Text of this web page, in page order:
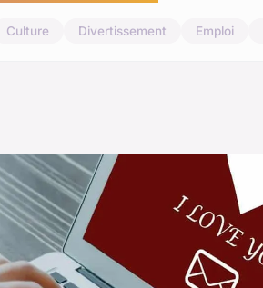
Culture Divertissement Emploi